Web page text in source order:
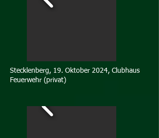
Stecklenberg, 19. Oktober 2024, Clubhaus
Feuerwehr (privat)